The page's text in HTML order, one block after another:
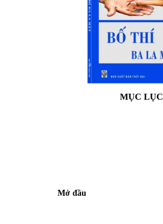
MỤC LỤC
Mở đầu